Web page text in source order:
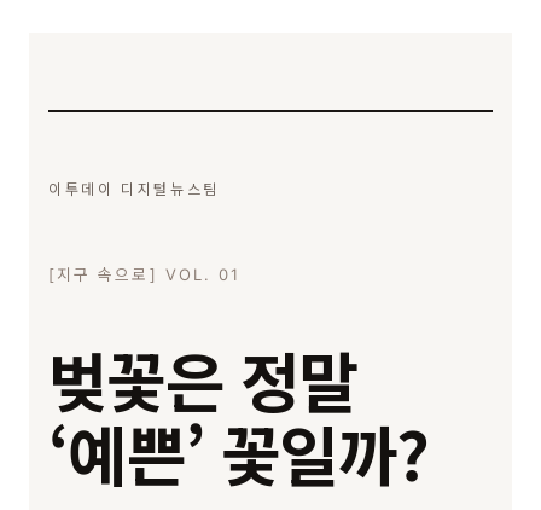
이투데이 디지털뉴스팀
[지구 속으로] VOL. 01
벚꽃은 정말
‘예쁜’ 꽃일까?